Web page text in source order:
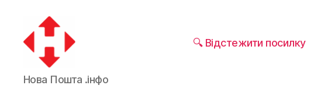
Новая
почта
Нова Пошта .інфо
🔍 Відстежити посилку